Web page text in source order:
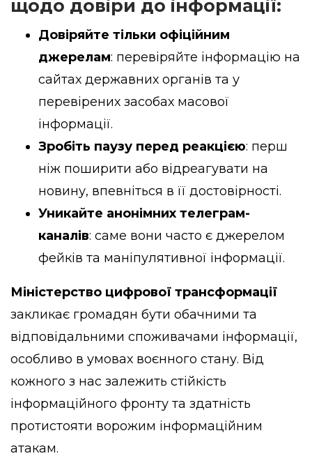
щодо довіри до інформації:
Довіряйте тільки офіційним
джерелам: перевіряйте інформацію на
сайтах державних органів та у
перевірених засобах масової
інформації.
Зробіть паузу перед реакцією: перш
ніж поширити або відреагувати на
новину, впевніться в її достовірності.
Уникайте анонімних телеграм-
каналів: саме вони часто є джерелом
фейків та маніпулятивної інформації.
Міністерство цифрової трансформації
закликає громадян бути обачними та
відповідальними споживачами інформації,
особливо в умовах воєнного стану. Від
кожного з нас залежить стійкість
інформаційного фронту та здатність
протистояти ворожим інформаційним
атакам.